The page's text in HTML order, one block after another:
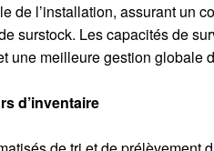
de l’installation, assurant un
surstock. Les capacités de
une meilleure gestion globale
d’inventaire